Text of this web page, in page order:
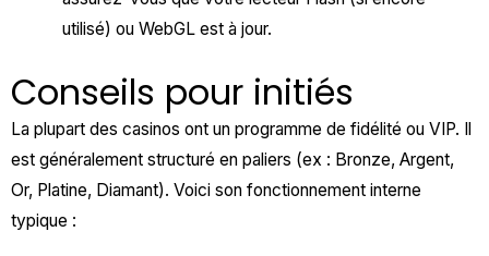
utilisé) ou WebGL est à jour.
Conseils pour initiés
La plupart des casinos ont un programme de fidélité ou VIP. Il
est généralement structuré en paliers (ex : Bronze, Argent,
Or, Platine, Diamant). Voici son fonctionnement interne
typique :